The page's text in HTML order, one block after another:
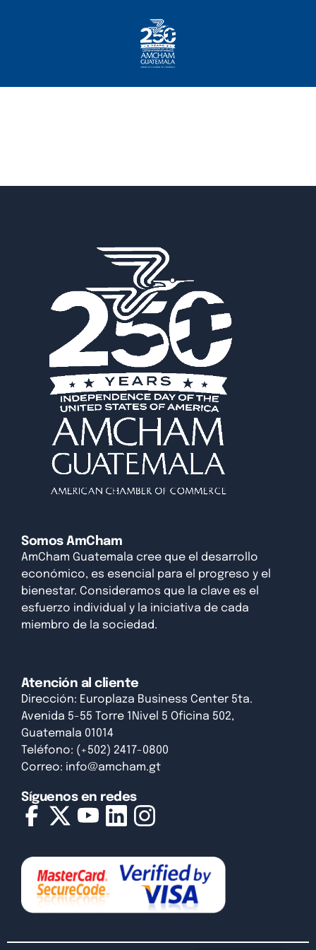
Somos AmCham
AmCham Guatemala cree que el desarrollo
económico, es esencial para el progreso y el
bienestar. Consideramos que la clave es el
esfuerzo individual y la iniciativa de cada
miembro de la sociedad.
Atención al cliente
Dirección: Europlaza Business Center 5ta.
Avenida 5-55 Torre 1Nivel 5 Oficina 502,
Guatemala 01014
Teléfono: (+502) 2417-0800
Correo: info@amcham.gt
Síguenos en redes